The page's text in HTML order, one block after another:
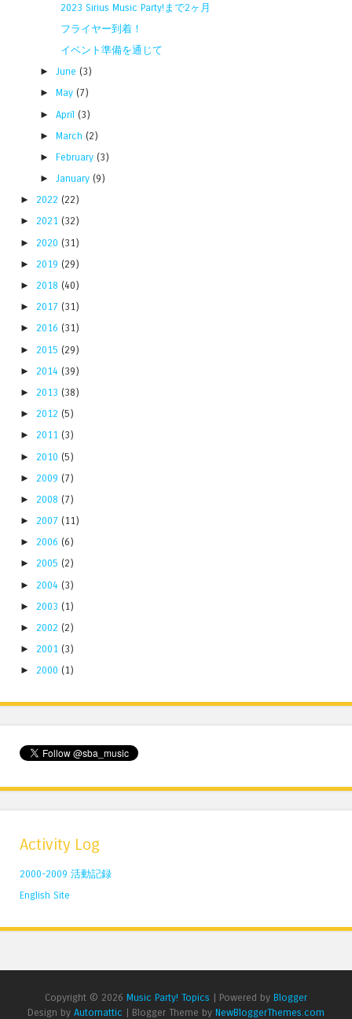
2023 Sirius Music Party!まで2ヶ月
フライヤー到着！
イベント準備を通じて
►June (3)
►May (7)
►April (3)
►March (2)
►February (3)
►January (9)
► 2022 (22)
► 2021 (32)
► 2020 (31)
► 2019 (29)
► 2018 (40)
► 2017 (31)
► 2016 (31)
► 2015 (29)
► 2014 (39)
► 2013 (38)
► 2012 (5)
► 2011 (3)
► 2010 (5)
► 2009 (7)
► 2008 (7)
► 2007 (11)
► 2006 (6)
► 2005 (2)
► 2004 (3)
► 2003 (1)
► 2002 (2)
► 2001 (3)
► 2000 (1)
Activity Log
2000-2009 活動記録
English Site
Copyright © 2026 Music Party! Topics | Powered by Blogger
Design by Automattic | Blogger Theme by NewBloggerThemes.com